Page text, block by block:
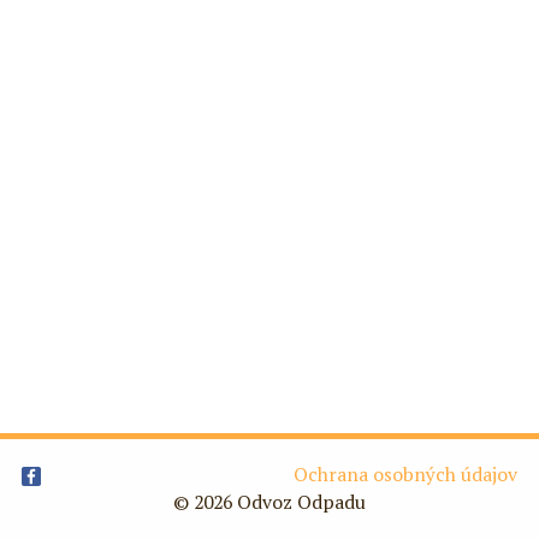
Ochrana osobných údajov
© 2026 Odvoz Odpadu